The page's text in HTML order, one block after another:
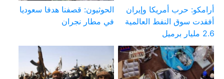
أرامكو: حرب أمريكا وإيران
أفقدت سوق النفط العالمية
2.6 مليار برميل
الحوثيون: قصفنا هدفا سعوديا
في مطار نجران